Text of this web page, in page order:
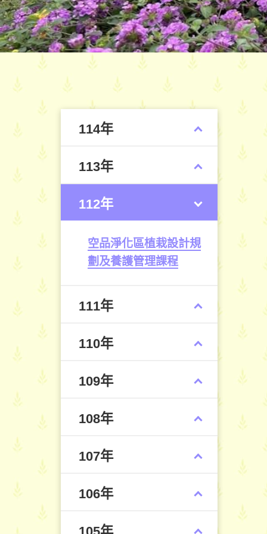
114年
113年
112年
空品淨化區植栽設計規
劃及養護管理課程
111年
110年
109年
108年
107年
106年